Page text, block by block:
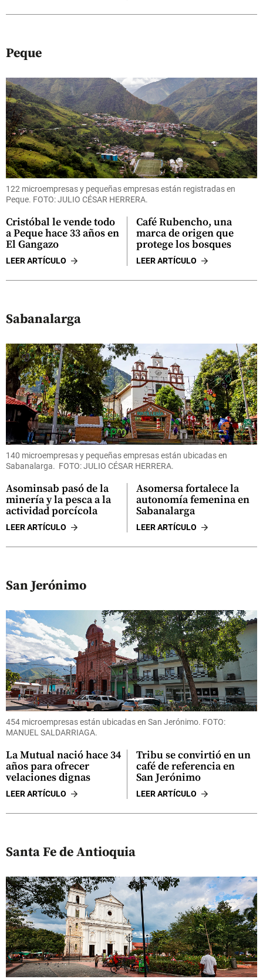
Peque
122 microempresas y pequeñas empresas están registradas en
Peque. FOTO: JULIO CÉSAR HERRERA.
Cristóbal le vende todo
a Peque hace 33 años en
El Gangazo
LEER ARTÍCULO
Café Rubencho, una
marca de origen que
protege los bosques
LEER ARTÍCULO
Sabanalarga
140 microempresas y pequeñas empresas están ubicadas en
Sabanalarga. FOTO: JULIO CÉSAR HERRERA.
Asominsab pasó de la
minería y la pesca a la
actividad porcícola
LEER ARTÍCULO
Asomersa fortalece la
autonomía femenina en
Sabanalarga
LEER ARTÍCULO
San Jerónimo
454 microempresas están ubicadas en San Jerónimo. FOTO:
MANUEL SALDARRIAGA.
La Mutual nació hace 34
años para ofrecer
velaciones dignas
LEER ARTÍCULO
Tribu se convirtió en un
café de referencia en
San Jerónimo
LEER ARTÍCULO
Santa Fe de Antioquia